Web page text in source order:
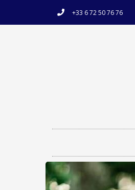
+33 6 72 50 76 76